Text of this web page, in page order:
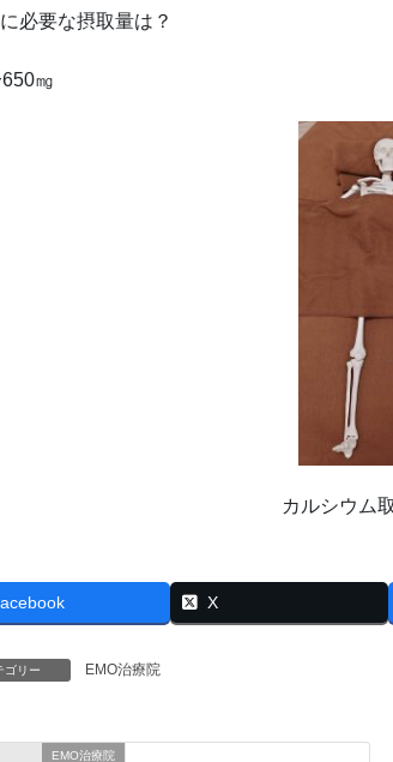
必要な摂取量は？
㎎
カルシウム
X
ゴリー EMO治療院
EMO治療院